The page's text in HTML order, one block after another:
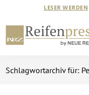
LESER WERDEN
Schlagwortarchiv für: